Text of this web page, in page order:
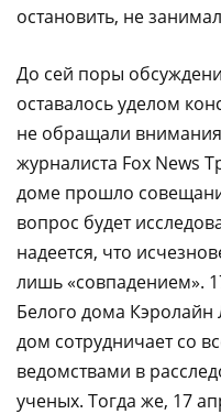
остановить, не
До сей поры
оставалось уделом
не обращали
журналиста Fox News
доме прошло
вопрос будет
надеется, что
лишь «совпадением».
Белого дома Кэролайн
дом сотрудничает со
ведомствами в
ученых. Тогда же, 17